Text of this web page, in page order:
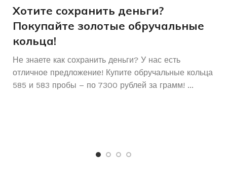
Хотите сохранить деньги?
Покупайте золотые обручальные
кольца!
Не знаете как сохранить деньги? У нас есть
отличное предложение! Купите обручальные кольца
585 и 583 пробы – по 7300 рублей за грамм! ...